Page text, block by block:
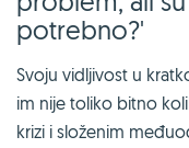
potrebno?'
Svoju vidljivost u
im nije toliko bitno
krizi i složenim